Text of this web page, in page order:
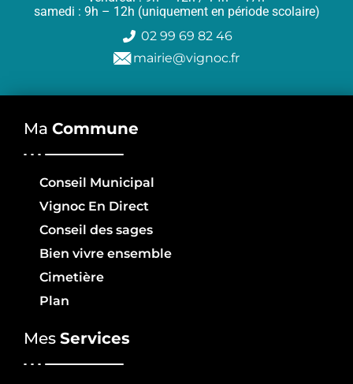
samedi : 9h – 12h (uniquement en période scolaire)
02 99 69 82 46
mairie@vignoc.fr
Ma Commune
Conseil Municipal
Vignoc En Direct
Conseil des sages
Bien vivre ensemble
Cimetière
Plan
Mes Services